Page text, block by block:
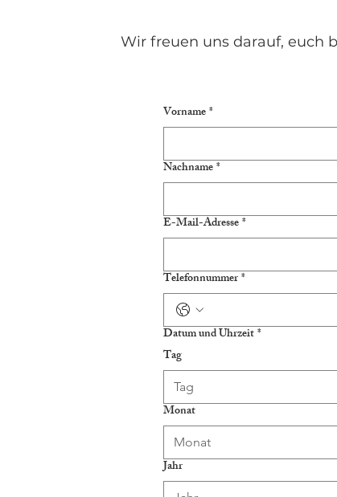
Wir freuen uns darauf, euch
Vorname*
Nachname*
E-Mail-Adresse*
Telefonnummer*
Datum und Uhrzeit*
Tag
Monat
Monat
Jahr